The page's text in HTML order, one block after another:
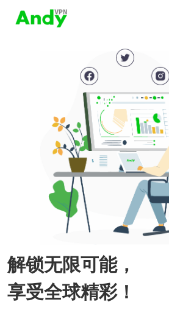
解锁无限可能，
享受全球精彩！